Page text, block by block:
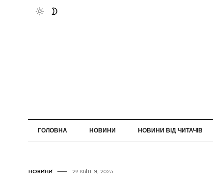
ГОЛОВНА НОВИНИ НОВИНИ ВІД ЧИТАЧІВ
НОВИНИ 29 КВІТНЯ, 2025